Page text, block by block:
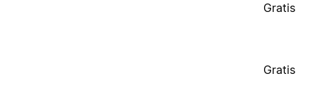
Gratis
Gratis